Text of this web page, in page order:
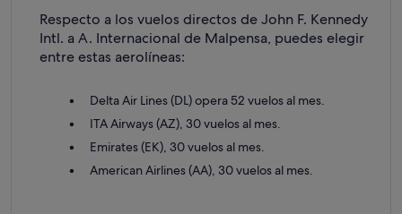
Respecto a los vuelos directos de John F. Kennedy
Intl. a A. Internacional de Malpensa, puedes elegir
entre estas aerolíneas:
Delta Air Lines (DL) opera 52 vuelos al mes.
ITA Airways (AZ), 30 vuelos al mes.
Emirates (EK), 30 vuelos al mes.
American Airlines (AA), 30 vuelos al mes.